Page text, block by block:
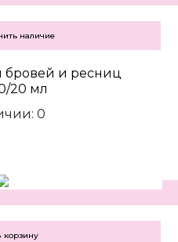
наличие
бровей и ресниц
20 мл
0
корзину